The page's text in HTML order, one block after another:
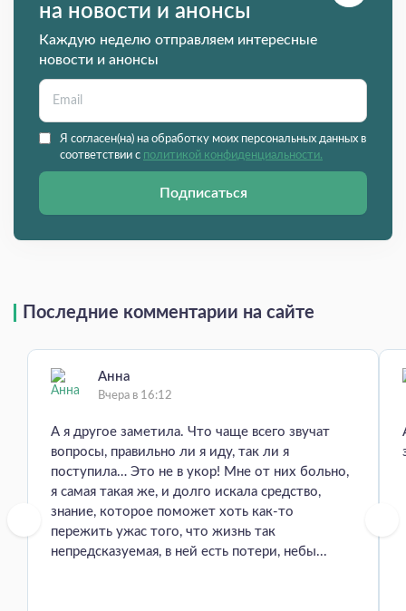
на новости и анонсы
Каждую неделю отправляем интересные
новости и анонсы
Я согласен(на) на обработку моих персональных данных в
соответствии с политикой конфиденциальности.
Подписаться
Последние комментарии на сайте
Анна
Вчера в 16:12
А я другое заметила. Что чаще всего звучат
вопросы, правильно ли я иду, так ли я
поступила… Это не в укор! Мне от них больно,
я самая такая же, и долго искала средство,
знание, которое поможет хоть как-то
пережить ужас того, что жизнь так
непредсказуемая, в ней есть потери, небы...